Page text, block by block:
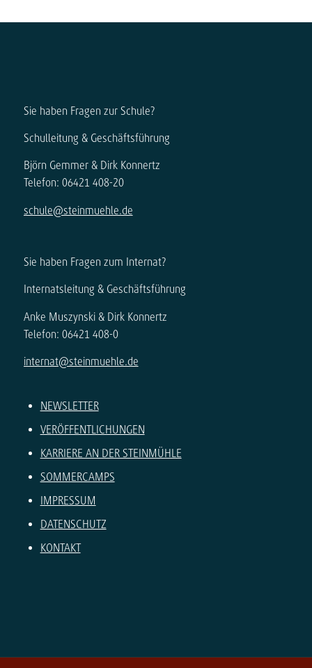
Sie haben Fragen zur Schule?
Schulleitung & Geschäftsführung
Björn Gemmer & Dirk Konnertz
Telefon: 06421 408-20
schule@steinmuehle.de
Sie haben Fragen zum Internat?
Internatsleitung & Geschäftsführung
Anke Muszynski & Dirk Konnertz
Telefon: 06421 408-0
internat@steinmuehle.de
NEWSLETTER
VERÖFFENTLICHUNGEN
KARRIERE AN DER STEINMÜHLE
SOMMERCAMPS
IMPRESSUM
DATENSCHUTZ
KONTAKT